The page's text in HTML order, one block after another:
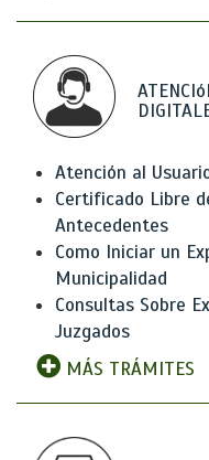
Atención al
Certificado Libre
Antecedentes
Como Iniciar un
Municipalidad
Consultas Sobre
Juzgados
MÁS TRÁMITES